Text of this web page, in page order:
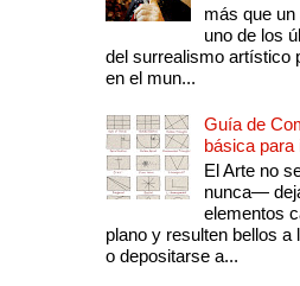
más que un
uno de los
del surrealismo artístico
en el mun...
Guía de
básica para
El Arte no
nunca—
elementos
plano y resulten bellos a
o depositarse a...